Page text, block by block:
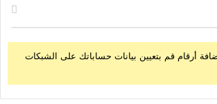
أرقام قم بتعيين بيانات حساباتك على الشبكات